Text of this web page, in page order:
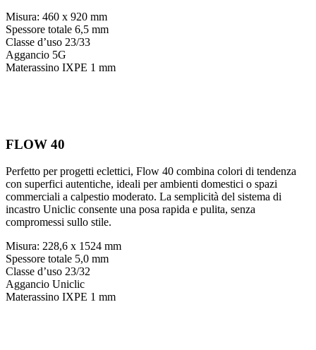
Misura: 460 x 920 mm
Spessore totale 6,5 mm
Classe d’uso 23/33
Aggancio 5G
Materassino IXPE 1 mm
FLOW 40
Perfetto per progetti eclettici, Flow 40 combina colori di tendenza
con superfici autentiche, ideali per ambienti domestici o spazi
commerciali a calpestio moderato. La semplicità del sistema di
incastro Uniclic consente una posa rapida e pulita, senza
compromessi sullo stile.
Misura: 228,6 x 1524 mm
Spessore totale 5,0 mm
Classe d’uso 23/32
Aggancio Uniclic
Materassino IXPE 1 mm